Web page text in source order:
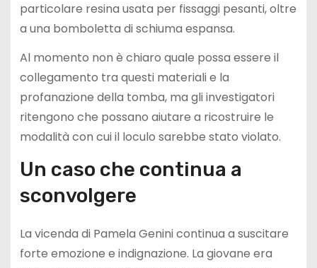
particolare resina usata per fissaggi pesanti, oltre
a una bomboletta di schiuma espansa.
Al momento non è chiaro quale possa essere il
collegamento tra questi materiali e la
profanazione della tomba, ma gli investigatori
ritengono che possano aiutare a ricostruire le
modalità con cui il loculo sarebbe stato violato.
Un caso che continua a
sconvolgere
La vicenda di Pamela Genini continua a suscitare
forte emozione e indignazione. La giovane era